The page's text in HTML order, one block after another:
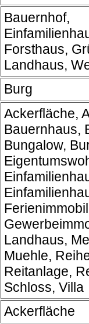
Bauernhof,
Forsthaus,
Landhaus,
Burg
Ackerfläche,
Bauernhaus,
Bungalow,
Landhaus,
Muehle,
Reitanlage,
Schloss, Villa
Ackerfläche